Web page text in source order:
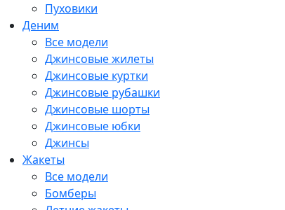
Пуховики
Деним
Все модели
Джинсовые жилеты
Джинсовые куртки
Джинсовые рубашки
Джинсовые шорты
Джинсовые юбки
Джинсы
Жакеты
Все модели
Бомберы